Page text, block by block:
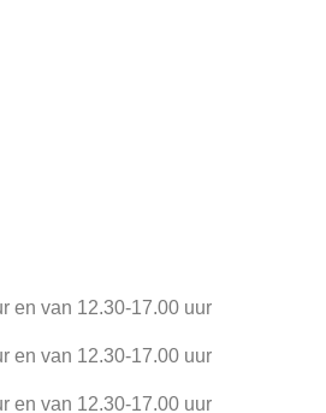
en van 12.30-17.00 uur
en van 12.30-17.00 uur
en van 12.30-17.00 uur